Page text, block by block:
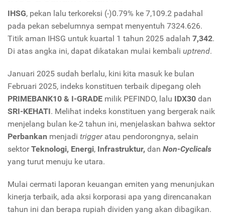
IHSG, pekan lalu terkoreksi (-)0.79% ke 7,109.2 padahal
pada pekan sebelumnya sempat menyentuh 7324.626.
Titik aman IHSG untuk kuartal 1 tahun 2025 adalah 7,342.
Di atas angka ini, dapat dikatakan mulai kembali uptrend.
Januari 2025 sudah berlalu, kini kita masuk ke bulan
Februari 2025, indeks konstituen terbaik dipegang oleh
PRIMEBANK10 & I-GRADE milik PEFINDO, lalu IDX30 dan
SRI-KEHATI. Melihat indeks konstituen yang bergerak naik
menjelang bulan ke-2 tahun ini, menjelaskan bahwa sektor
Perbankan menjadi triggeratau pendorongnya, selain
sektorTeknologi, Energi, Infrastruktur, dan Non-Cyclicals
yang turut menuju ke utara.
Mulai cermati laporan keuangan emiten yang menunjukan
kinerja terbaik, ada aksi korporasi apa yang direncanakan
tahun ini dan berapa rupiah dividen yang akan dibagikan.